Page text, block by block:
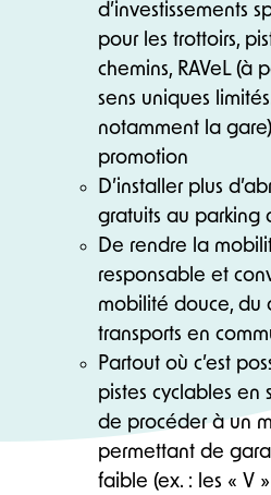
d’investissements
pour les trottoirs,
chemins, RAVeL (à
sens uniques
notamment la
promotion
D’installer plus
gratuits au parking
De rendre la
responsable et
mobilité douce, du
transports en
Partout où c’est
pistes cyclables en
de procéder à un
permettant de
faible (ex. : les « V